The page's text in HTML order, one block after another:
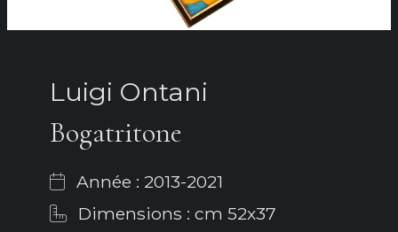
Luigi Ontani
Bogatritone
Année : 2013-2021
Dimensions : cm 52x37